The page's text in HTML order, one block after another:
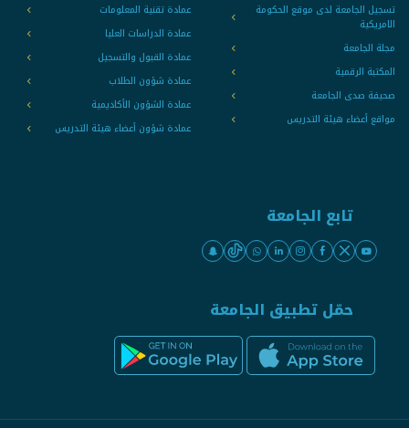
تسجيل الجامعة لدى موقع الحكومة
الامريكية
مجلة الجامعة
المكتبة الرقمية
صحيفة صدى الجامعة
مواقع أعضاء هيئة التدريس
عمادة تقنية المعلومات
عمادة الدراسات العليا
عمادة القبول والتسجيل
عمادة شؤون الطلاب
عمادة الشؤون الأكاديمية
عمادة شؤون أعضاء هيئة التدريس
تابع الجامعة
حمّل تطبيق الجامعة